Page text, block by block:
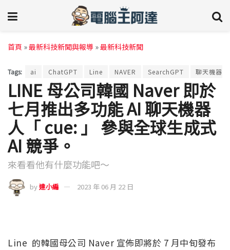
首頁 »最新科技新聞與報導 »最新科技新聞
Tags: ai ChatGPT Line NAVER SearchGPT 聊天機器人
LINE 母公司韓國 Naver 即於
七月推出多功能 AI 聊天機器
人「 cue: 」 參與全球生成式
AI 競爭。
來看看他有什麼功能吧～
by達小編 2023 年 06 月 22 日
Line 的韓國母公司 Naver 宣佈即將於 7 月中旬發布